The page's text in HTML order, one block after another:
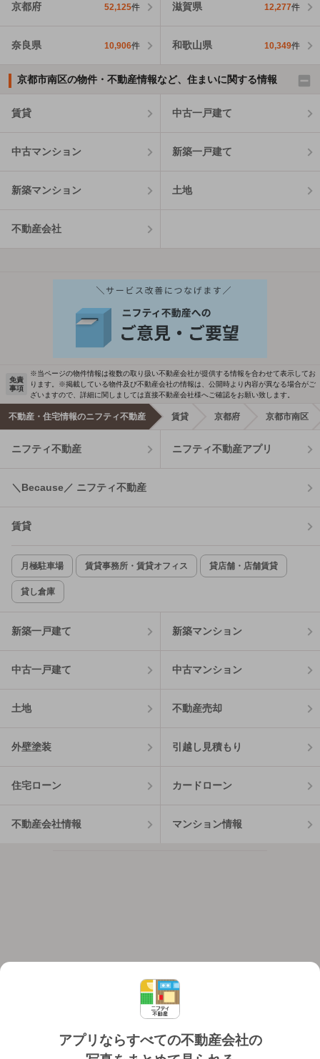
京都府 52,125件 滋賀県 12,277件
奈良県 10,906件 和歌山県 10,349件
京都市南区の物件・不動産情報など、住まいに関する情報
賃貸 中古一戸建て
中古マンション 新築一戸建て
新築マンション 土地
不動産会社
アプリならすべての不動産会社の
免責
事項
※当ページの物件情報は複数の取り扱い不動産会社が提供する情報を合わせて表示してお
ります。※掲載している物件及び不動産会社の情報は、公開時より内容が異なる場合がご
ざいますので、詳細に関しましては直接不動産会社様へご確認をお願い致します。
不動産・住宅情報のニフティ不動産 賃貸 京都府 京都市南区
ニフティ不動産 ニフティ不動産アプリ
＼Because／ ニフティ不動産
賃貸
月極駐車場 賃貸事務所・賃貸オフィス 貸店舗・店舗賃貸
貸し倉庫
新築一戸建て 新築マンション
中古一戸建て 中古マンション
土地 不動産売却
外壁塗装 引越し見積もり
住宅ローン カードローン
不動産会社情報 マンション情報